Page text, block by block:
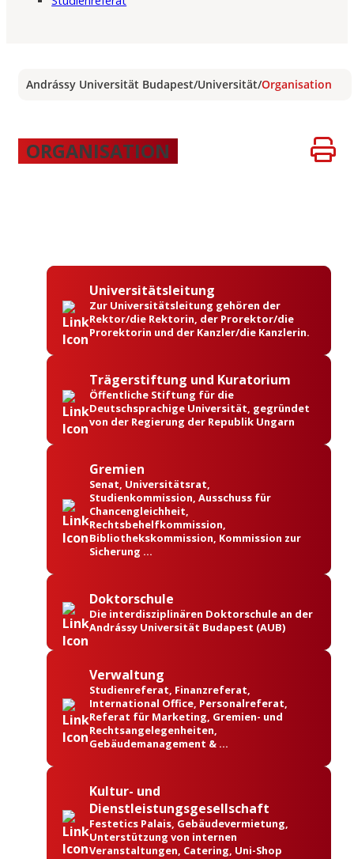
Andrássy Universität Budapest/Universität/Organisation
ORGANISATION
Universitätsleitung
Zur Universitätsleitung gehören der
Rektor/die Rektorin, der Prorektor/die
Prorektorin und der Kanzler/die Kanzlerin.
Trägerstiftung und Kuratorium
Öffentliche Stiftung für die
Deutschsprachige Universität, gegründet
von der Regierung der Republik Ungarn
Gremien
Senat, Universitätsrat,
Studienkommission, Ausschuss für
Chancengleichheit,
Rechtsbehelfkommission,
Bibliothekskommission, Kommission zur
Sicherung …
Doktorschule
Die interdisziplinären Doktorschule an der
Andrássy Universität Budapest (AUB)
Verwaltung
Studienreferat, Finanzreferat,
International Office, Personalreferat,
Referat für Marketing, Gremien- und
Rechtsangelegenheiten,
Gebäudemanagement & …
Kultur- und
Dienstleistungsgesellschaft
Festetics Palais, Gebäudevermietung,
Unterstützung von internen
Veranstaltungen, Catering, Uni-Shop